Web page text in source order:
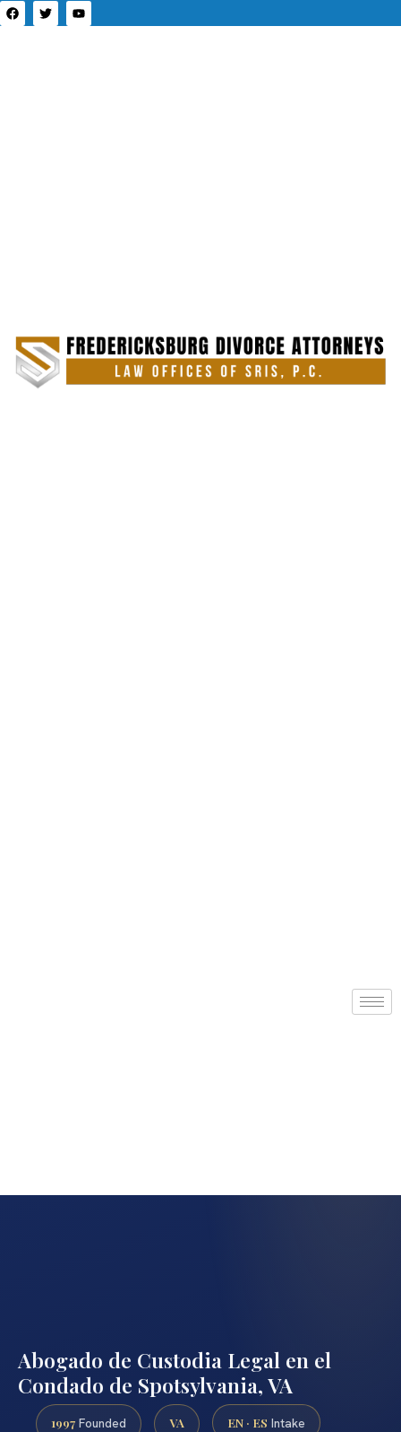
Abogado de Custodia Legal en el
Condado de Spotsylvania, VA
1997 Founded VA EN · ES Intake